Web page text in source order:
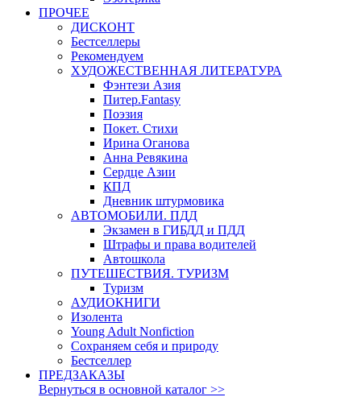
ПРОЧЕЕ
ДИСКОНТ
Бестселлеры
Рекомендуем
ХУДОЖЕСТВЕННАЯ ЛИТЕРАТУРА
Фэнтези Азия
Питер.Fantasy
Поэзия
Покет. Стихи
Ирина Оганова
Анна Ревякина
Сердце Азии
КПД
Дневник штурмовика
АВТОМОБИЛИ. ПДД
Экзамен в ГИБДД и ПДД
Штрафы и права водителей
Автошкола
ПУТЕШЕСТВИЯ. ТУРИЗМ
Туризм
АУДИОКНИГИ
Изолента
Young Adult Nonfiction
Сохраняем себя и природу
Бестселлер
ПРЕДЗАКАЗЫ
Вернуться в основной каталог >>